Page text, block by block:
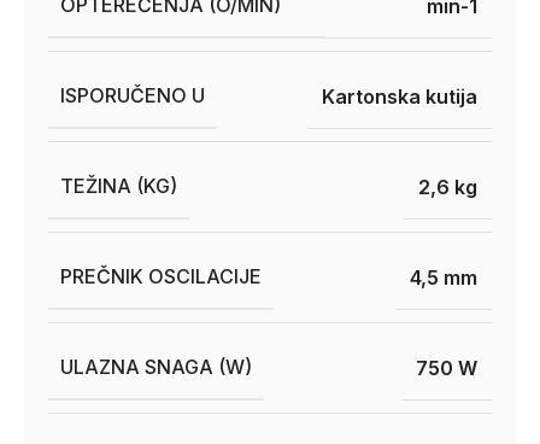
OPTEREĆENJA (O/MIN)
min-1
ISPORUČENO U Kartonska kutija
TEŽINA (KG) 2,6 kg
PREČNIK OSCILACIJE 4,5 mm
ULAZNA SNAGA (W) 750 W